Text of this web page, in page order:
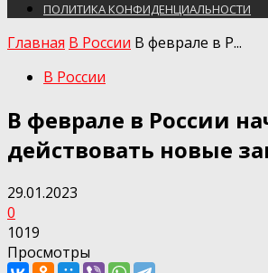
ПОЛИТИКА КОНФИДЕНЦИАЛЬНОСТИ
Главная В России В феврале в Р...
В России
В феврале в России
действовать новые
29.01.2023
0
1019
Просмотры